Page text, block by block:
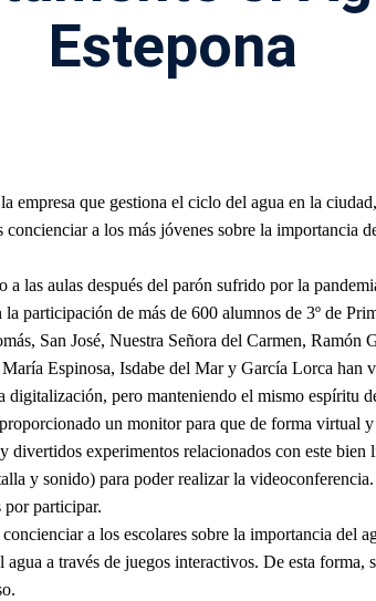
Estepona
empresa que gestiona el ciclo del agua en la
a los más jóvenes sobre la importancia
a las aulas después del parón sufrido por la
participación de más de 600 alumnos de 3º de
San José, Nuestra Señora del Carmen, Ramón
Espinosa, Isdabe del Mar y García Lorca han
digitalización, pero manteniendo el mismo espíritu
un monitor para que de forma virtual y
experimentos relacionados con este bien
y sonido) para poder realizar la
participar.
a los escolares sobre la importancia del
a través de juegos interactivos. De esta forma,